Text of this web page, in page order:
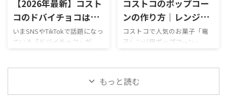
ちゃコーナーで見かけるとつい
足を止めてしまう、
大きなぬいぐるみ。この記事
では、コストコで販売されて
種類、価格、魅力、どんな人
におすすめなのかを、表やリ
の有無・使える銀行・手数
料・現金が必要な場面までわ
結論・コストコ店舗内にATMが
ある場合もあるが「必ずある
ッシュレス（クレジットカー
ド中心）・現金が必要になる
【2026年最新】コスト
コのドバイチョコは美
味しい？ピスタチオチ
ョコを徹底レビュー！
いまSNSやTikTokで話題になっ
ている「ドバイチョコ」が、
ついにコストコでも販売され
大容量なのに価格が安く、気
になっている人も多い人気商品
コストコのポップコー
ンの作り方｜レンジで
簡単！失敗しないコツ
とアレンジまとめ
コストコで人気のお菓子「電
子レンジ用ポップコーン」。
「どうやって作るの？」「爆発
すが、実はめちゃくちゃ簡単
に作れます。 この記事では、
もっと読む